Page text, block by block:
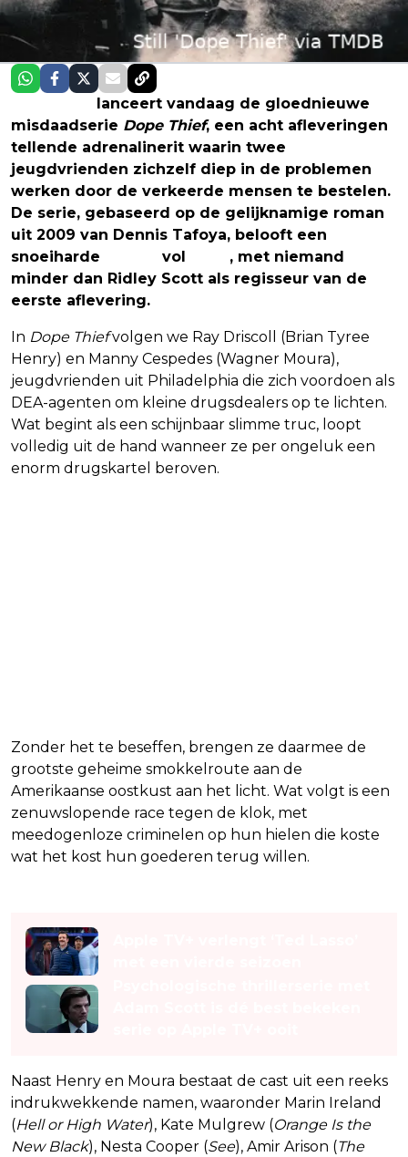
lanceert vandaag de gloednieuwe
misdaadserie Dope Thief, een acht afleveringen
tellende adrenalinerit waarin twee
jeugdvrienden zichzelf diep in de problemen
werken door de verkeerde mensen te bestelen.
De serie, gebaseerd op de gelijknamige roman
uit 2009 van Dennis Tafoya, belooft een
snoeiharde
vol
, met niemand
minder dan Ridley Scott als regisseur van de
eerste aflevering.
In Dope Thiefvolgen we Ray Driscoll (Brian Tyree
Henry) en Manny Cespedes (Wagner Moura),
jeugdvrienden uit Philadelphia die zich voordoen als
DEA-agenten om kleine drugsdealers op te lichten.
Wat begint als een schijnbaar slimme truc, loopt
volledig uit de hand wanneer ze per ongeluk een
enorm drugskartel beroven.
Zonder het te beseffen, brengen ze daarmee de
grootste geheime smokkelroute aan de
Amerikaanse oostkust aan het licht. Wat volgt is een
zenuwslopende race tegen de klok, met
meedogenloze criminelen op hun hielen die koste
wat het kost hun goederen terug willen.
Naast Henry en Moura bestaat de cast uit een reeks
indrukwekkende namen, waaronder Marin Ireland
(Hell or High Water), Kate Mulgrew (Orange Is the
New Black), Nesta Cooper (See), Amir Arison (The